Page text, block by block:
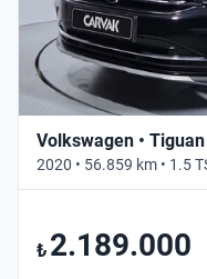
Volkswagen • Tiguan
2020 • 56.859 km • 1.5
₺ 2.189.000